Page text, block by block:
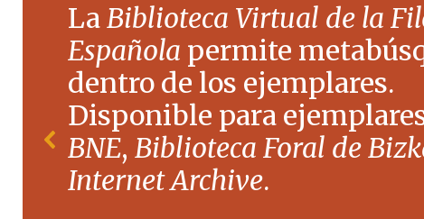
LaBiblioteca Virtual de la
Española permite
dentro de los ejemplares.
Disponible para
BNE, Biblioteca Foral de
Internet Archive.